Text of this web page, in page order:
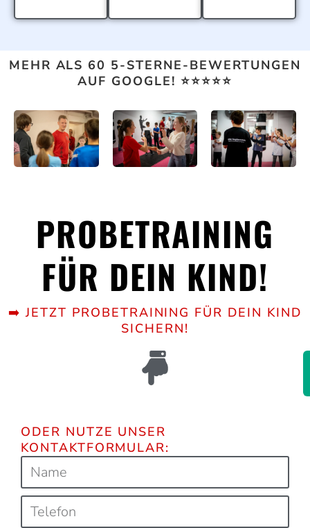
MEHR ALS 60 5-STERNE-BEWERTUNGEN
AUF GOOGLE! ⭐⭐⭐⭐⭐
PROBE­TRAINING
FÜR DEIN KIND!
➡️ JETZT PROBETRAINING FÜR DEIN KIND
SICHERN!
ODER NUTZE UNSER
KONTAKTFORMULAR: